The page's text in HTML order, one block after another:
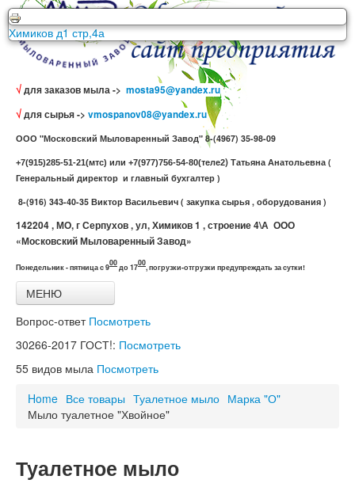
√для заказов мыла -> mosta95@yandex.ru
√для сырья -> vmospanov08@yandex.ru
ООО "Московский Мыловаренный Завод" 8-(4967) 35-98-09
+7(915)285-51-21(мтс) или +7(977)756-54-80(теле2) Татьяна Анатольевна (
Генеральный директор и главный бухгалтер )
8-(916) 343-40-35 Виктор Васильевич ( закупка сырья , оборудования )
142204 , МО, г Серпухов , ул, Химиков 1 , строение 4\А ООО
«Московский Мыловаренный Завод»
Понедельник - пятница с 9
00
до 17
00
,погрузки-отгрузки предупреждать за сутки!
МЕНЮ
Все товары
Связь с нами
ОСТОРОЖНО, НЕ НАШ ТОВАР!
Благодарности
Вопрос-ответ Посмотреть
30266-2017 ГОСТ!: Посмотреть
55 видов мыла Посмотреть
Home Все товары Туалетное мыло Марка "О"
Мыло туалетное "Хвойное"
Туалетное мыло
ООО Московский Мыловаренный Завод г. Серпухов ул.
Химиков д1 стр,4а